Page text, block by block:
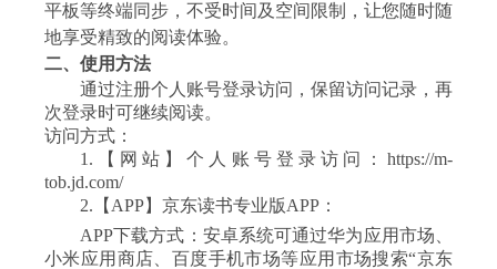
平板等终端同步，不受时间及空间限制，让您随时随
地享受精致的阅读体验。
二、 使用方法
通过注册个人账号登录访问， 保留访问记录 ，再
次登录时可继续阅读。
访问方式：
1. 【网站】个人账号登录访问： https://m-
tob.jd.com/
2. 【 APP】京东读书专业版APP ：
APP下载方式：安卓系统可通过华为应用市场、
小米应用商店、百度手机市场等应用市场搜索“京东